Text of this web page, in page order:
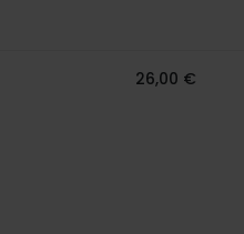
26,00 €